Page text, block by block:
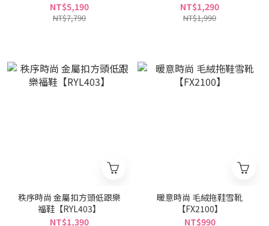
NT$5,190
NT$7,790
NT$1,290
NT$1,990
秩序時尚 金屬扣方頭低跟樂
福鞋【RYL403】
NT$1,390
暖意時尚 毛絨拖鞋雪靴
【FX2100】
NT$990